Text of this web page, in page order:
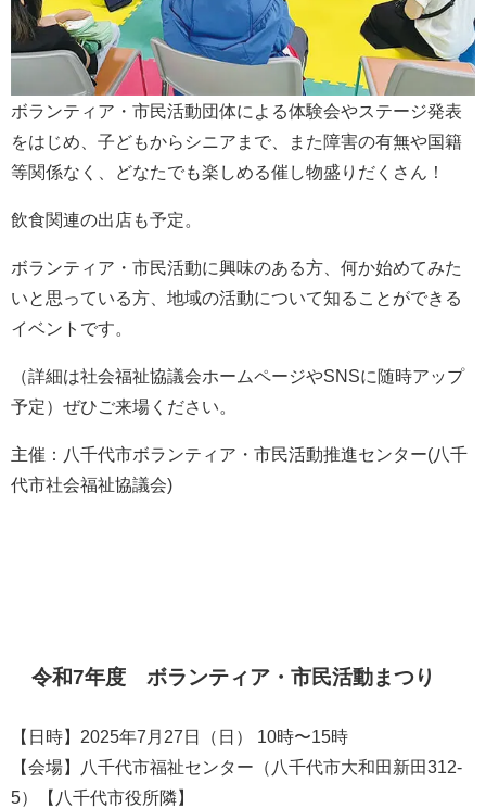
ボランティア・市民活動団体による体験会やステージ発表
をはじめ、子どもからシニアまで、また障害の有無や国籍
等関係なく、どなたでも楽しめる催し物盛りだくさん！
飲食関連の出店も予定。
ボランティア・市民活動に興味のある方、何か始めてみた
いと思っている方、地域の活動について知ることができる
イベントです。
（詳細は社会福祉協議会ホームページやSNSに随時アップ
予定）ぜひご来場ください。
主催：八千代市ボランティア・市民活動推進センター(八千
代市社会福祉協議会)
令和7年度 ボランティア・市民活動まつり
【日時】2025年7月27日（日） 10時〜15時
【会場】八千代市福祉センター（八千代市大和田新田312-
5）【八千代市役所隣】